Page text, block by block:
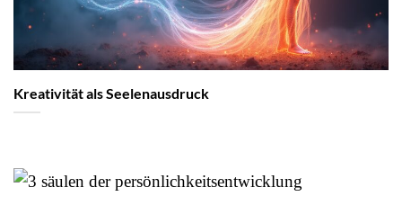
Kreativität als Seelenausdruck